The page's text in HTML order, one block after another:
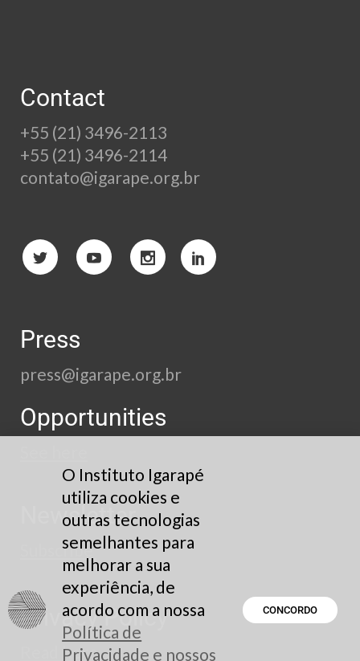
Contact
+55 (21) 3496-2113
+55 (21) 3496-2114
contato@igarape.org.br
Press
press@igarape.org.br
Opportunities
Newsletter
Subscribe
Privacy Policy
Read here
O Instituto Igarapé
utiliza cookies e
outras tecnologias
semelhantes para
melhorar a sua
experiência, de
acordo com a nossa
Política de
Privacidade e nossos
CONCORDO